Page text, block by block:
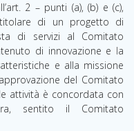
2 – punti (a), (b) e (c),
di un progetto di
di servizi al Comitato
di innovazione e la
e alla missione
del Comitato
attività è concordata con
sentito il Comitato